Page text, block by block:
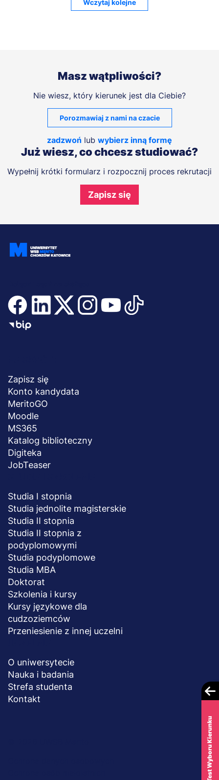
Wczytaj kolejne
Masz wątpliwości?
Nie wiesz, który kierunek jest dla Ciebie?
Porozmawiaj z nami na czacie
zadzwoń lub wybierz inną formę
Już wiesz, co chcesz studiować?
Wypełnij krótki formularz i rozpocznij proces rekrutacji
Zapisz się
stopka
Zapisz się
Konto kandydata
MeritoGO
Moodle
MS365
Katalog biblioteczny
Digiteka
JobTeaser
Studia I stopnia
Studia jednolite magisterskie
Studia II stopnia
Studia II stopnia z
podyplomowymi
Studia podyplomowe
Studia MBA
Doktorat
Szkolenia i kursy
Kursy językowe dla
cudzoziemców
Przeniesienie z innej uczelni
O uniwersytecie
Nauka i badania
Strefa studenta
Kontakt
Test Wyboru Kierunku